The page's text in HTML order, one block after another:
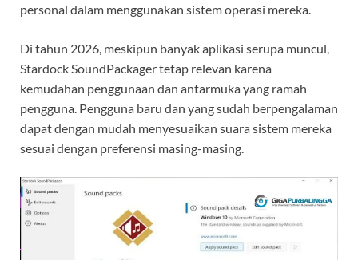
personal dalam menggunakan sistem operasi mereka.
Di tahun 2026, meskipun banyak aplikasi serupa muncul,
Stardock SoundPackager tetap relevan karena
kemudahan penggunaan dan antarmuka yang ramah
pengguna. Pengguna baru dan yang sudah berpengalaman
dapat dengan mudah menyesuaikan suara sistem mereka
sesuai dengan preferensi masing-masing.